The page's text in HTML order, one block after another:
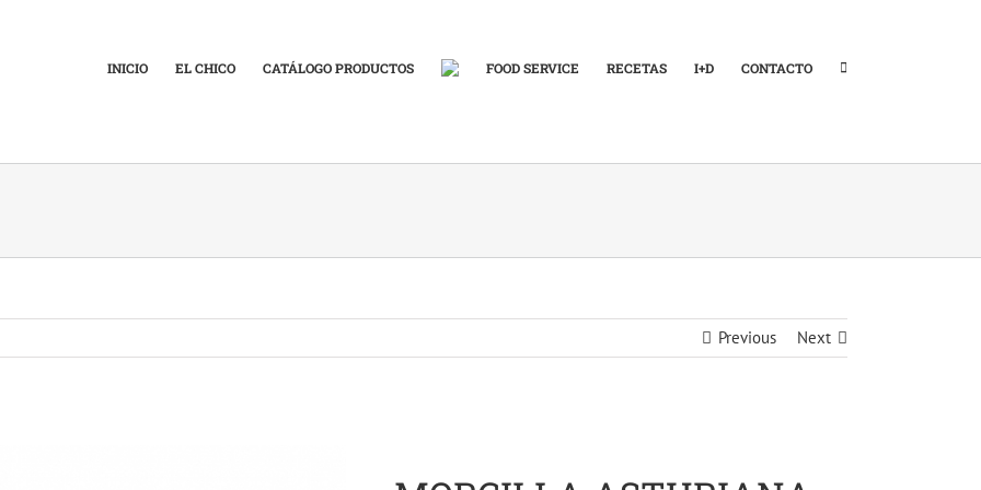
INICIO EL CHICO CATÁLOGO PRODUCTOS FOOD SERVICE RECETAS I+D CONTACTO
Previous Next